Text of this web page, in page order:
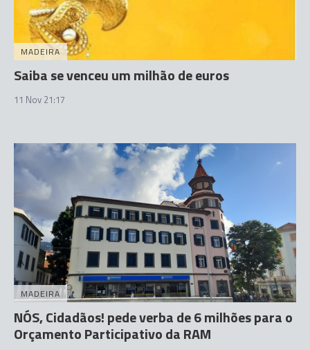
MADEIRA
Saiba se venceu um milhão de euros
11 Nov 21:17
MADEIRA
NÓS, Cidadãos! pede verba de 6 milhões para o
Orçamento Participativo da RAM